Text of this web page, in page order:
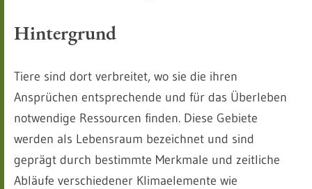
Hintergrund
Tiere sind dort verbreitet, wo sie die ihren
Ansprüchen entsprechende und für das Überleben
notwendige Ressourcen finden. Diese Gebiete
werden als Lebensraum bezeichnet und sind
geprägt durch bestimmte Merkmale und zeitliche
Abläufe verschiedener Klimaelemente wie